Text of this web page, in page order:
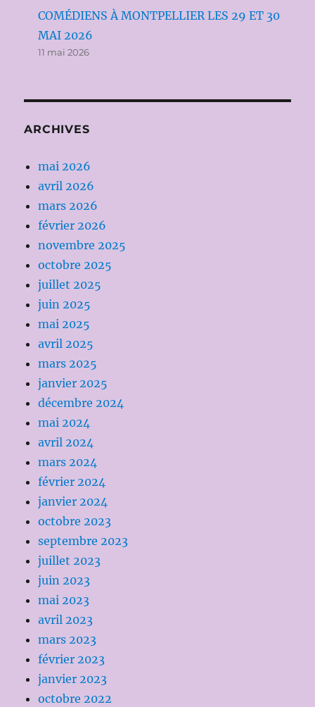
COMÉDIENS À MONTPELLIER LES 29 ET 30
MAI 2026
11 mai 2026
ARCHIVES
mai 2026
avril 2026
mars 2026
février 2026
novembre 2025
octobre 2025
juillet 2025
juin 2025
mai 2025
avril 2025
mars 2025
janvier 2025
décembre 2024
mai 2024
avril 2024
mars 2024
février 2024
janvier 2024
octobre 2023
septembre 2023
juillet 2023
juin 2023
mai 2023
avril 2023
mars 2023
février 2023
janvier 2023
octobre 2022